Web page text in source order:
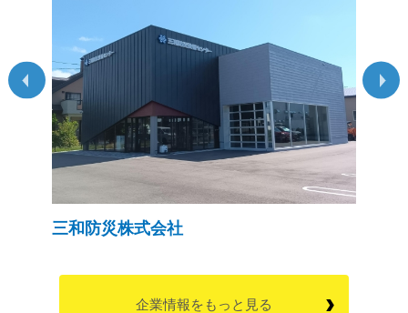
三和防災株式会社
企業情報をもっと見る